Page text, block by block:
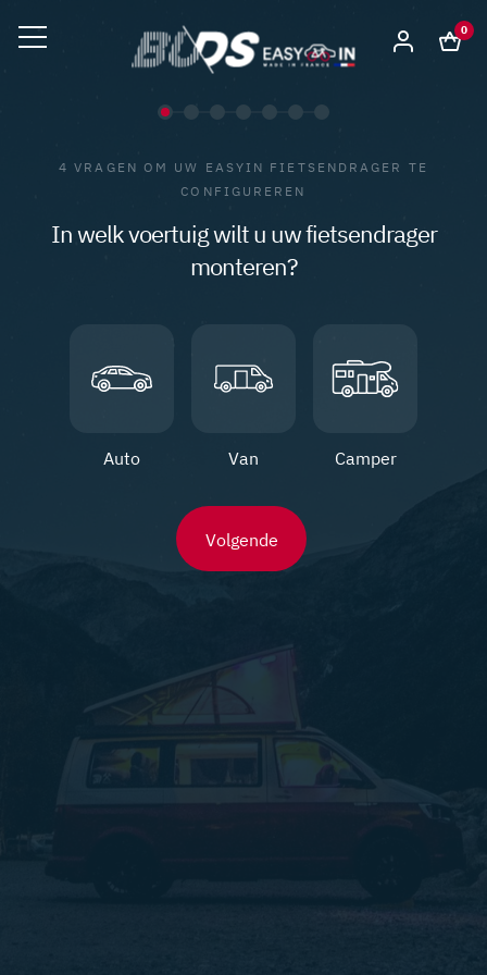
0
4 VRAGEN OM UW EASYIN FIETSENDRAGER TE
CONFIGUREREN
In welk voertuig wilt u uw fietsendrager
monteren?
Auto Van Camper
Volgende